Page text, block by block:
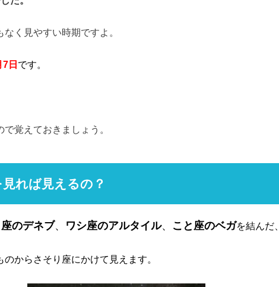
く見やすい時期ですよ。
日 です。
覚えておきましょう。
れば見えるの？
のデネブ、 ワシ座のアルタイル、 こと座のベガを結んだ、
のからさそり座にかけて見えます。